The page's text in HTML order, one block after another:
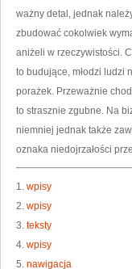
ważny detal, jednak
zbudować cokolwiek
aniżeli w rzeczywistości.
to budujące, młodzi ludzi
porażek. Przeważnie
to strasznie zgubne. Na
niemniej jednak także
oznaka niedojrzałości
1. wpisy
2. wpisy
3. teksty
4. wpisy
5. nawigacja